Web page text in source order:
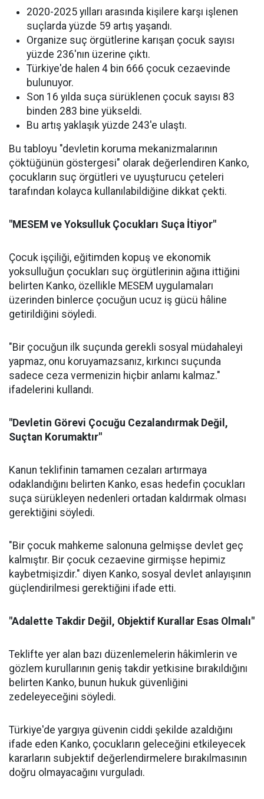
2020-2025 yılları arasında kişilere karşı işlenen
suçlarda yüzde 59 artış yaşandı.
Organize suç örgütlerine karışan çocuk sayısı
yüzde 236'nın üzerine çıktı.
Türkiye'de halen 4 bin 666 çocuk cezaevinde
bulunuyor.
Son 16 yılda suça sürüklenen çocuk sayısı 83
binden 283 bine yükseldi.
Bu artış yaklaşık yüzde 243'e ulaştı.
Bu tabloyu "devletin koruma mekanizmalarının
çöktüğünün göstergesi" olarak değerlendiren Kanko,
çocukların suç örgütleri ve uyuşturucu çeteleri
tarafından kolayca kullanılabildiğine dikkat çekti.
"MESEM ve Yoksulluk Çocukları Suça İtiyor"
Çocuk işçiliği, eğitimden kopuş ve ekonomik
yoksulluğun çocukları suç örgütlerinin ağına ittiğini
belirten Kanko, özellikle MESEM uygulamaları
üzerinden binlerce çocuğun ucuz iş gücü hâline
getirildiğini söyledi.
"Bir çocuğun ilk suçunda gerekli sosyal müdahaleyi
yapmaz, onu koruyamazsanız, kırkıncı suçunda
sadece ceza vermenizin hiçbir anlamı kalmaz."
ifadelerini kullandı.
"Devletin Görevi Çocuğu Cezalandırmak Değil,
Suçtan Korumaktır"
Kanun teklifinin tamamen cezaları artırmaya
odaklandığını belirten Kanko, esas hedefin çocukları
suça sürükleyen nedenleri ortadan kaldırmak olması
gerektiğini söyledi.
"Bir çocuk mahkeme salonuna gelmişse devlet geç
kalmıştır. Bir çocuk cezaevine girmişse hepimiz
kaybetmişizdir." diyen Kanko, sosyal devlet anlayışının
güçlendirilmesi gerektiğini ifade etti.
"Adalette Takdir Değil, Objektif Kurallar Esas Olmalı"
Teklifte yer alan bazı düzenlemelerin hâkimlerin ve
gözlem kurullarının geniş takdir yetkisine bırakıldığını
belirten Kanko, bunun hukuk güvenliğini
zedeleyeceğini söyledi.
Türkiye'de yargıya güvenin ciddi şekilde azaldığını
ifade eden Kanko, çocukların geleceğini etkileyecek
kararların subjektif değerlendirmelere bırakılmasının
doğru olmayacağını vurguladı.